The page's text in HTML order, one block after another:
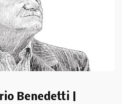
Benedetti |